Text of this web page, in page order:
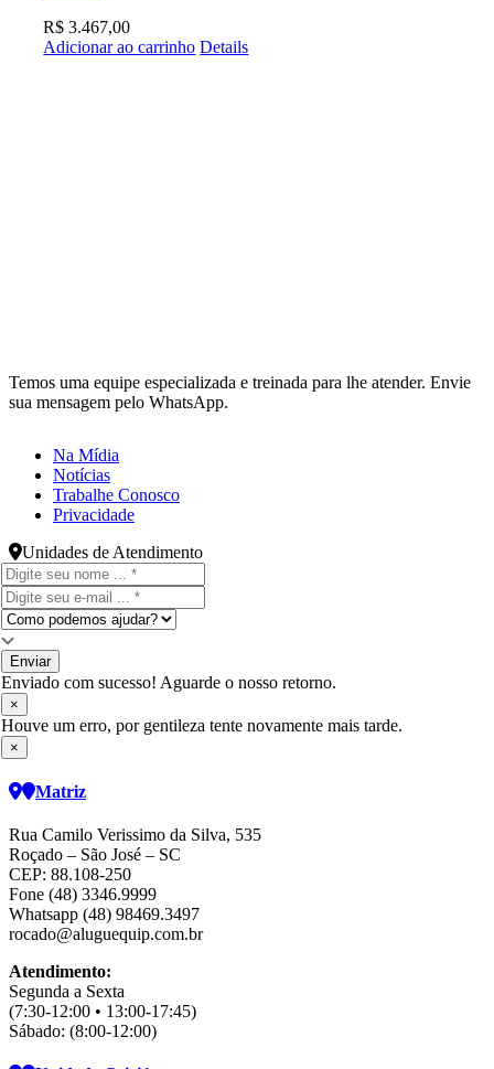
R$ 3.467,00
Adicionar ao carrinho Details
Temos uma equipe especializada e treinada para lhe atender. Envie
sua mensagem pelo WhatsApp.
Na Mídia
Notícias
Trabalhe Conosco
Privacidade
Unidades de Atendimento
Enviar
Enviado com sucesso! Aguarde o nosso retorno.
×
Houve um erro, por gentileza tente novamente mais tarde.
×
Matriz
Rua Camilo Verissimo da Silva, 535
Roçado – São José – SC
CEP: 88.108-250
Fone (48) 3346.9999
Whatsapp (48) 98469.3497
rocado@aluguequip.com.br
Atendimento:
Segunda a Sexta
(7:30-12:00 • 13:00-17:45)
Sábado: (8:00-12:00)